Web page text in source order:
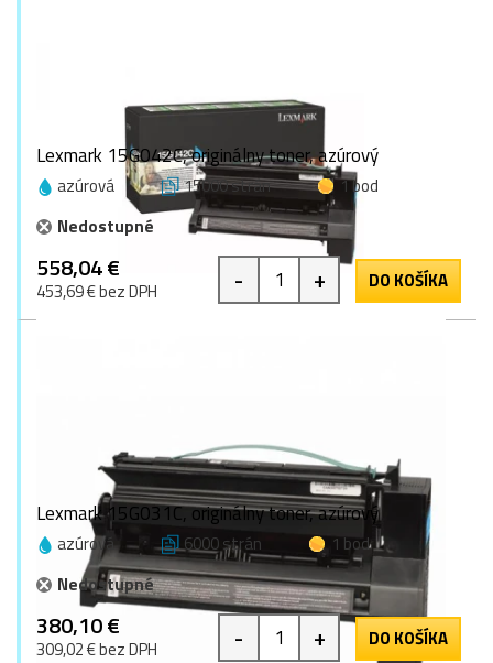
Lexmark 15G042C, originálny toner, azúrový
azúrová 15000 strán
1 bod
Nedostupné
558,04 €
453,69 € bez DPH - + DO KOŠÍKA
Lexmark 15G031C, originálny toner, azúrový
azúrová 6000 strán
1 bod
Nedostupné
380,10 €
309,02 € bez DPH - + DO KOŠÍKA